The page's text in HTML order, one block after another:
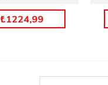
₺1224,99